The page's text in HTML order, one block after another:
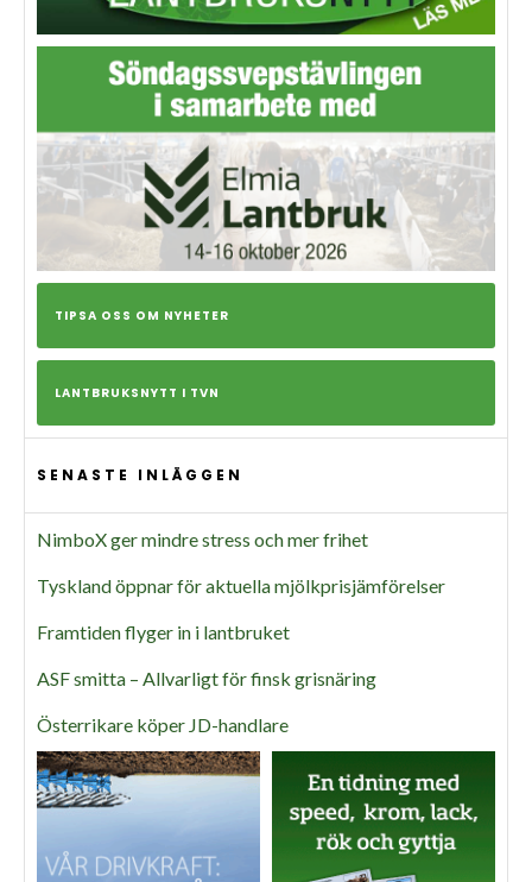
TIPSA OSS OM NYHETER
LANTBRUKSNYTT I TVN
SENASTE INLÄGGEN
NimboX ger mindre stress och mer frihet
Tyskland öppnar för aktuella mjölkprisjämförelser
Framtiden flyger in i lantbruket
ASF smitta – Allvarligt för finsk grisnäring
Österrikare köper JD-handlare